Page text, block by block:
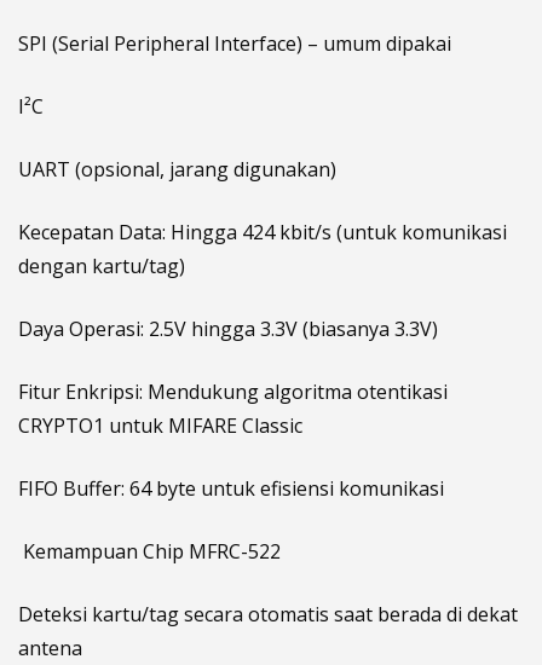
SPI (Serial Peripheral Interface) – umum dipakai
I²C
UART (opsional, jarang digunakan)
Kecepatan Data: Hingga 424 kbit/s (untuk komunikasi
dengan kartu/tag)
Daya Operasi: 2.5V hingga 3.3V (biasanya 3.3V)
Fitur Enkripsi: Mendukung algoritma otentikasi
CRYPTO1 untuk MIFARE Classic
FIFO Buffer: 64 byte untuk efisiensi komunikasi
️ Kemampuan Chip MFRC-522
Deteksi kartu/tag secara otomatis saat berada di dekat
antena